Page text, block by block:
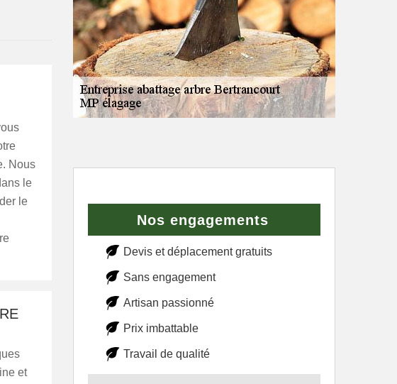
Nous
le
le
et
Nos engagements
Devis et déplacement gratuits
Sans engagement
Artisan passionné
Prix imbattable
Travail de qualité